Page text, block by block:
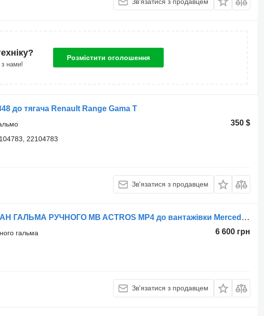
з нами!
Розмістити оголошення
до тягача Renault Range Gama T
350 $
22104783
Зв'язатися з продавцем
Кран ручного гальма КРАН ГАЛЬМА РУЧНОГО MB ACTROS MP4 до вантажівки Mercedes-Benz Actros
6 600 грн
гальма
Зв'язатися з продавцем